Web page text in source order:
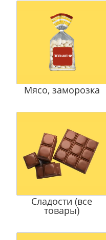
Мясо, заморозка
Сладости (все
товары)